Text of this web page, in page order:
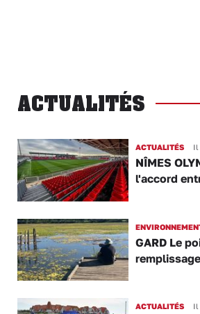
ACTUALITÉS
ACTUALITÉS Il
NÎMES
l'accord
GARD Le
ACTUALITÉS Il